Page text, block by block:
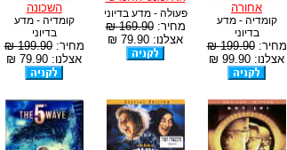
אחורה
קומדיה - מדע
בדיוני
מחיר:199.90 ₪
אצלנו: 99.90 ₪
פעולה - מדע בדיוני
מחיר:169.90 ₪
אצלנו: 79.90 ₪
השכונה
קומדיה - מדע
בדיוני
מחיר:199.90 ₪
אצלנו: 79.90 ₪